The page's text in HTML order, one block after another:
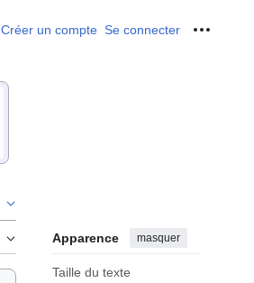
Créer un compte Se connecter Outils
Apparence masquer
Taille du texte